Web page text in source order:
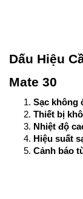
Dấu Hiệu
Mate 30
Sạc không
Thiết bị
Nhiệt độ
Hiệu suất
Cảnh báo